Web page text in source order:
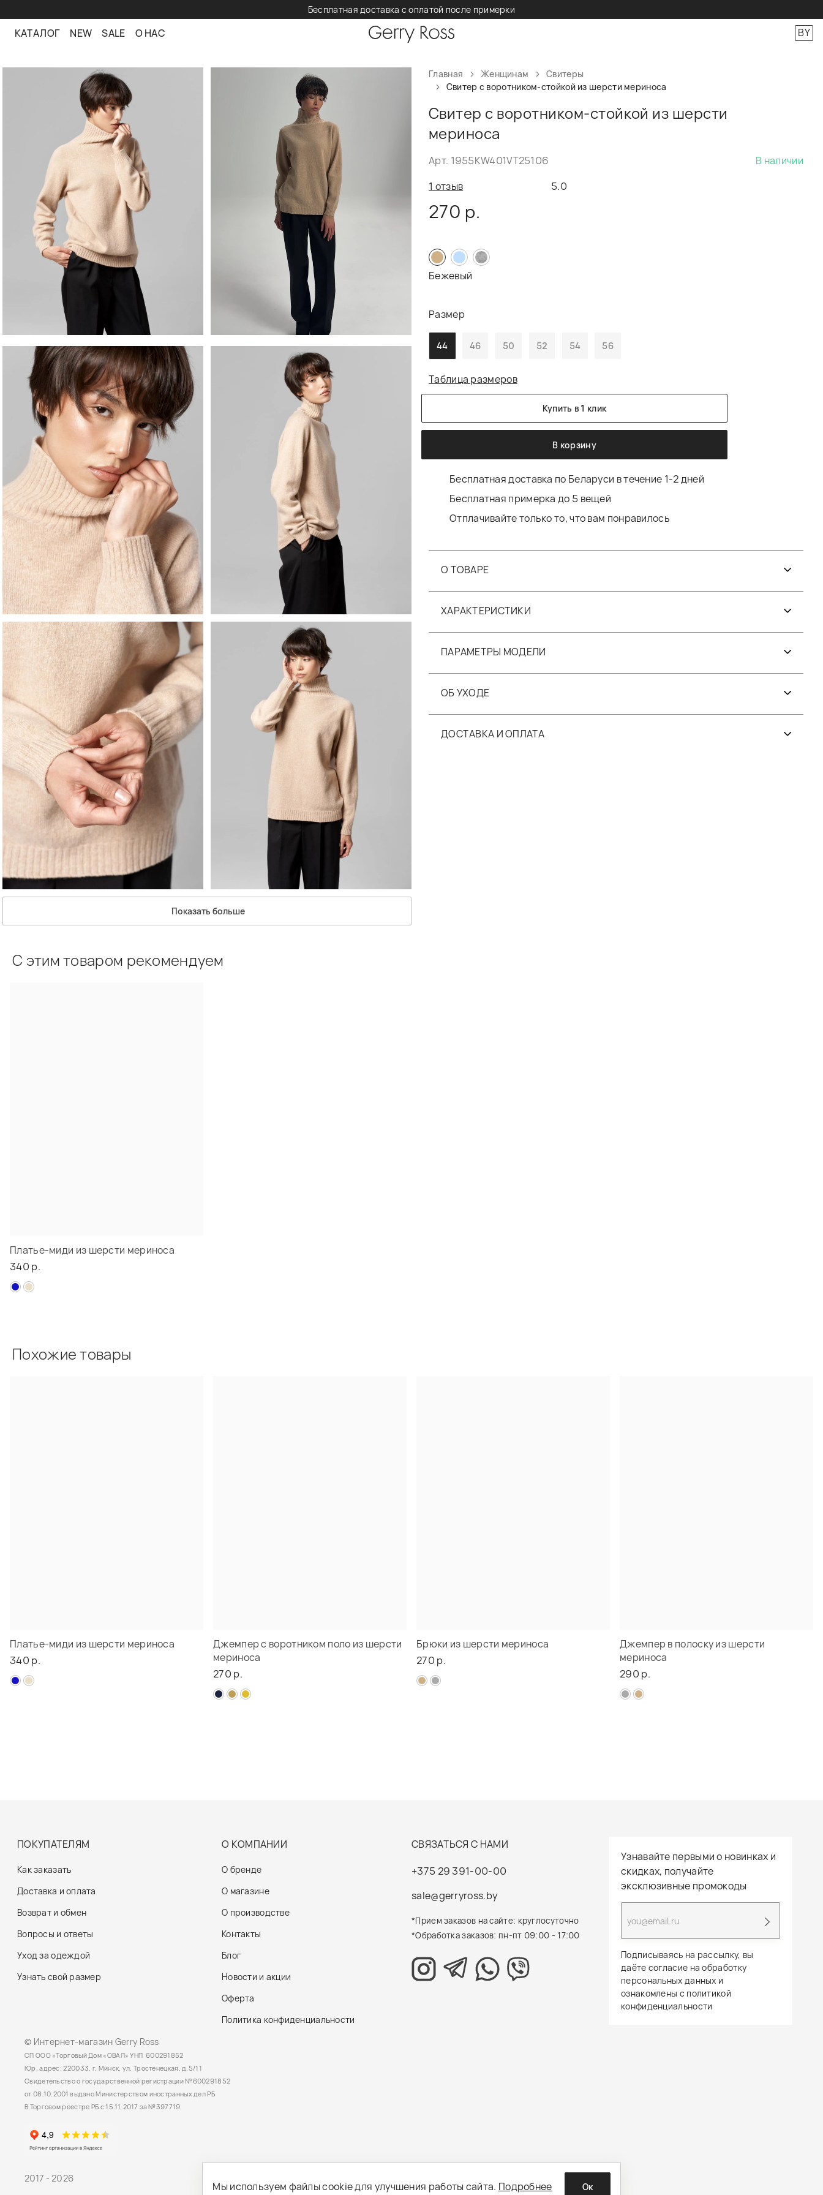
Бесплатная доставка с оплатой после примерки
КАТАЛОГ NEW SALE О НАС BY
Показать больше
Главная Женщинам
Свитеры
Свитер с воротником-стойкой из шерсти мериноса
Свитер с воротником-стойкой из шерсти
мериноса
Арт. 1955KW401VT25106
В наличии
1 отзыв
5.0
270 р.
Бежевый
Размер
44 46 50 52 54 56
Таблица размеров
Купить в 1 клик
В корзину
Бесплатная доставка по Беларуси в течение 1-2 дней
Бесплатная примерка до 5 вещей
Отплачивайте только то, что вам понравилось
О ТОВАРЕ
ХАРАКТЕРИСТИКИ
ПАРАМЕТРЫ МОДЕЛИ
ОБ УХОДЕ
ДОСТАВКА И ОПЛАТА
С этим товаром рекомендуем
Платье-миди из шерсти мериноса
340 р.
Похожие товары
Платье-миди из шерсти мериноса
340 р.
Джемпер с воротником поло из шерсти
мериноса
270 р.
Брюки из шерсти мериноса
270 р.
Джемпер в полоску из шерсти
мериноса
290 р.
ПОКУПАТЕЛЯМ
Как заказать
Доставка и оплата
Возврат и обмен
Вопросы и ответы
Уход за одеждой
Узнать свой размер
О КОМПАНИИ
О бренде
О магазине
О производстве
Контакты
Блог
Новости и акции
Оферта
Политика конфиденциальности
СВЯЗАТЬСЯ С НАМИ
+375 29 391-00-00
sale@gerryross.by
*Прием заказов на сайте: круглосуточно
*Обработка заказов: пн-пт 09:00 - 17:00
Узнавайте первыми о новинках и
скидках, получайте
эксклюзивные промокоды
Подписываясь на рассылку, вы
даёте согласие на обработку
персональных данных и
ознакомлены с политикой
конфиденциальности
© Интернет-магазин Gerry Ross
СП ООО «Торговый Дом «ОВАЛ» УНП 600291852
Юр. адрес: 220033, г. Минск, ул. Тростенецкая, д.5/11
Свидетельство о государственной регистрации №600291852
от 08.10.2001 выдано Министерством иностранных дел РБ
В Торговом реестре РБ с 15.11.2017 за №397719
2017 - 2026
Мы используем файлы cookie для улучшения работы сайта. Подробнее Ок